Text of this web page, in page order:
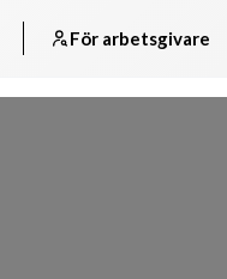
För arbetsgivare